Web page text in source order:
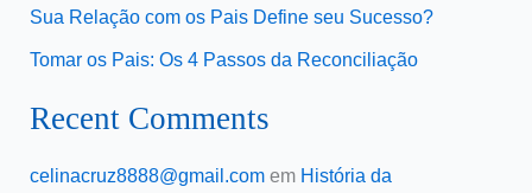
Sua Relação com os Pais Define seu Sucesso?
Tomar os Pais: Os 4 Passos da Reconciliação
Recent Comments
celinacruz8888@gmail.comem História da